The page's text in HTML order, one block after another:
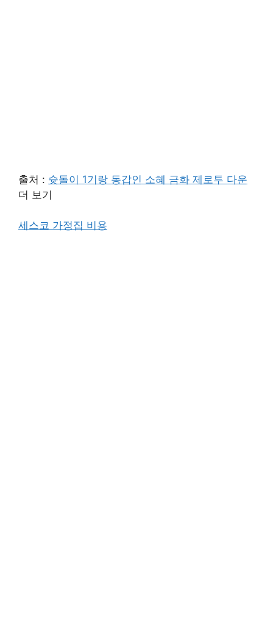
출처 : 슛돌이 1기랑 동갑인 소혜 금화 제로투 다운
더 보기
세스코 가정집 비용